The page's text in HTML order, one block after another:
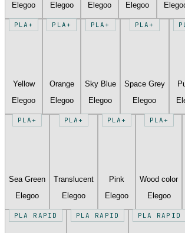
Elegoo
Elegoo
Elegoo
Elegoo
PLA+
Yellow
Elegoo
PLA+
Orange
Elegoo
PLA+
Sky Blue
Elegoo
PLA+
Space Grey
Elegoo
PLA+
Sea Green
Elegoo
PLA+
Translucent
Elegoo
PLA+
Pink
Elegoo
PLA+
Wood color
Elegoo
PLA RAPID PLA RAPID PLA RAPID